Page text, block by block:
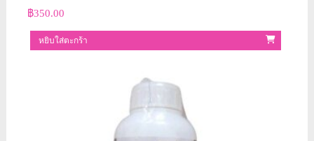
฿350.00
หยิบใส่ตะกร้า